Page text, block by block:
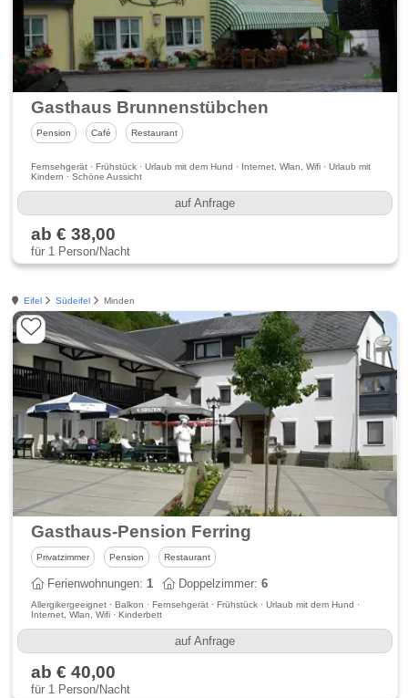
Gasthaus Brunnenstübchen
Pension Café Restaurant
Fernsehgerät · Frühstück · Urlaub mit dem Hund · Internet, Wlan, Wifi · Urlaub mit
Kindern · Schöne Aussicht
auf Anfrage
ab € 38,00
für 1 Person/Nacht
Eifel Südeifel Minden
Gasthaus-Pension Ferring
Privatzimmer Pension Restaurant
Ferienwohnungen:1 Doppelzimmer:6
Allergikergeeignet · Balkon · Fernsehgerät · Frühstück · Urlaub mit dem Hund ·
Internet, Wlan, Wifi · Kinderbett
auf Anfrage
ab € 40,00
für 1 Person/Nacht